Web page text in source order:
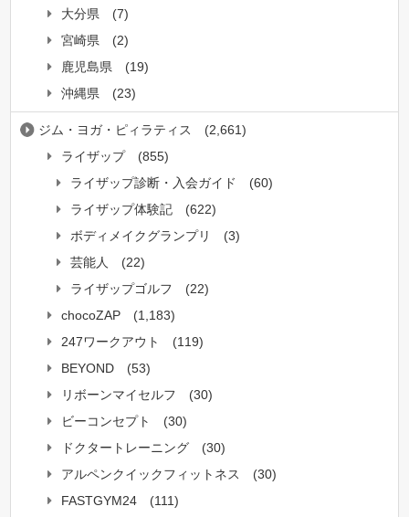
大分県
(7)
宮崎県
(2)
鹿児島県
(19)
沖縄県
(23)
ジム・ヨガ・ピィラティス
(2,661)
ライザップ
(855)
ライザップ診断・入会ガイド
(60)
ライザップ体験記
(622)
ボディメイクグランプリ
(3)
芸能人
(22)
ライザップゴルフ
(22)
chocoZAP
(1,183)
247ワークアウト
(119)
BEYOND
(53)
リボーンマイセルフ
(30)
ビーコンセプト
(30)
ドクタートレーニング
(30)
アルペンクイックフィットネス
(30)
FASTGYM24
(111)